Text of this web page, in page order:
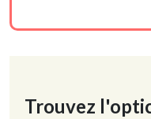
Trouvez